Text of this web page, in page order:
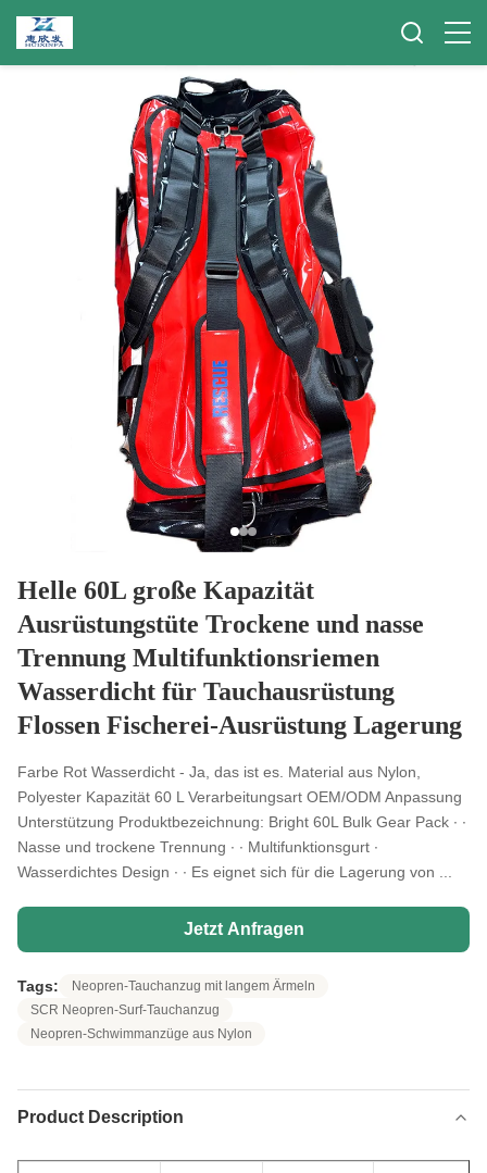
Helle 60L große Kapazität
Ausrüstungstüte Trockene und nasse
Trennung Multifunktionsriemen
Wasserdicht für Tauchausrüstung
Flossen Fischerei-Ausrüstung Lagerung
Farbe Rot Wasserdicht - Ja, das ist es. Material aus Nylon,
Polyester Kapazität 60 L Verarbeitungsart OEM/ODM Anpassung
Unterstützung Produktbezeichnung: Bright 60L Bulk Gear Pack ∙ ∙
Nasse und trockene Trennung ∙ ∙ Multifunktionsgurt ∙
Wasserdichtes Design ∙ ∙ Es eignet sich für die Lagerung von ...
Jetzt Anfragen
Tags:
Neopren-Tauchanzug mit langem Ärmeln
SCR Neopren-Surf-Tauchanzug
Neopren-Schwimmanzüge aus Nylon
Product Description